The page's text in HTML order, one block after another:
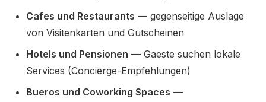
Cafes und Restaurants — gegenseitige Auslage
von Visitenkarten und Gutscheinen
Hotels und Pensionen — Gaeste suchen lokale
Services (Concierge-Empfehlungen)
Bueros und Coworking Spaces —